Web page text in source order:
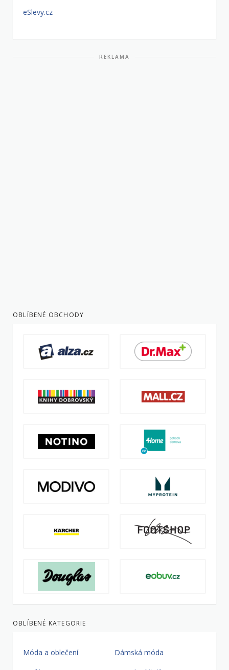
eSlevy.cz
REKLAMA
OBLÍBENÉ OBCHODY
OBLÍBENÉ KATEGORIE
Móda a oblečení Dámská móda